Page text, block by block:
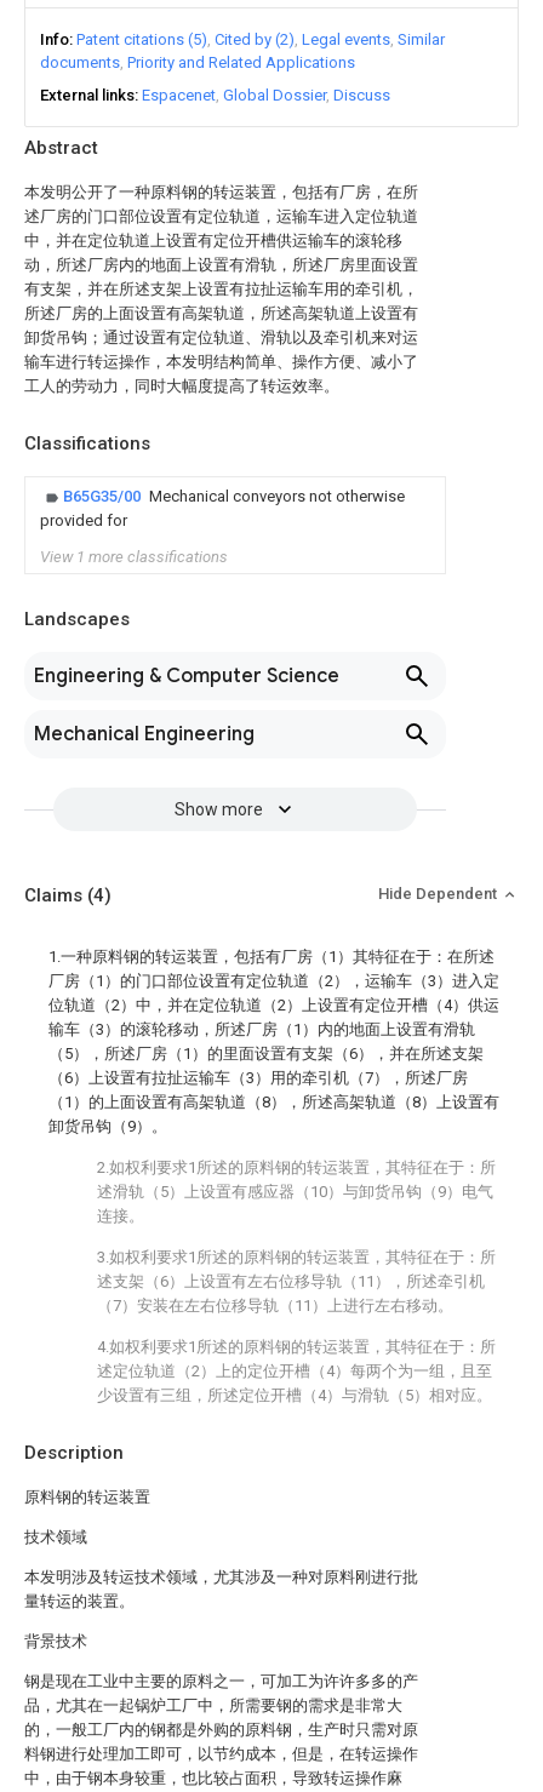
Abstract
本发明公开了一种原料钢的转运装置，包括有厂房，在所
述厂房的门口部位设置有定位轨道，运输车进入定位轨道
中，并在定位轨道上设置有定位开槽供运输车的滚轮移
动，所述厂房内的地面上设置有滑轨，所述厂房里面设置
有支架，并在所述支架上设置有拉扯运输车用的牵引机，
所述厂房的上面设置有高架轨道，所述高架轨道上设置有
卸货吊钩；通过设置有定位轨道、滑轨以及牵引机来对运
输车进行转运操作，本发明结构简单、操作方便、减小了
工人的劳动力，同时大幅度提高了转运效率。
Classifications
B65G35/00 Mechanical conveyors not otherwise
provided for
View 1 more classifications
Landscapes
Engineering & Computer Science
Mechanical Engineering
Show more
Info Patent citations (5) Cited by (2) Legal events Similar
documents Priority and Related Applications
External links Espacenet Global Dossier Discuss
Description
原料钢的转运装置
技术领域
本发明涉及转运技术领域，尤其涉及一种对原料刚进行批
量转运的装置。
背景技术
钢是现在工业中主要的原料之一，可加工为许许多多的产
品，尤其在一起锅炉工厂中，所需要钢的需求是非常大
的，一般工厂内的钢都是外购的原料钢，生产时只需对原
料钢进行处理加工即可，以节约成本，但是，在转运操作
中，由于钢本身较重，也比较占面积，导致转运操作麻
Claims (4) Hide Dependent
1.一种原料钢的转运装置，包括有厂房（1）其特征在于：在所述
厂房（1）的门口部位设置有定位轨道（2），运输车（3）进入定
位轨道（2）中，并在定位轨道（2）上设置有定位开槽（4）供运
输车（3）的滚轮移动，所述厂房（1）内的地面上设置有滑轨
（5），所述厂房（1）的里面设置有支架（6），并在所述支架
（6）上设置有拉扯运输车（3）用的牵引机（7），所述厂房
（1）的上面设置有高架轨道（8），所述高架轨道（8）上设置有
卸货吊钩（9）。
2.如权利要求1所述的原料钢的转运装置，其特征在于：所
述滑轨（5）上设置有感应器（10）与卸货吊钩（9）电气
连接。
3.如权利要求1所述的原料钢的转运装置，其特征在于：所
述支架（6）上设置有左右位移导轨（11），所述牵引机
（7）安装在左右位移导轨（11）上进行左右移动。
4.如权利要求1所述的原料钢的转运装置，其特征在于：所
述定位轨道（2）上的定位开槽（4）每两个为一组，且至
少设置有三组，所述定位开槽（4）与滑轨（5）相对应。